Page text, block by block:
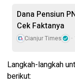
Dana Pensiun
Cek Faktanya
Cianjur Times
Langkah-langkah
berikut: